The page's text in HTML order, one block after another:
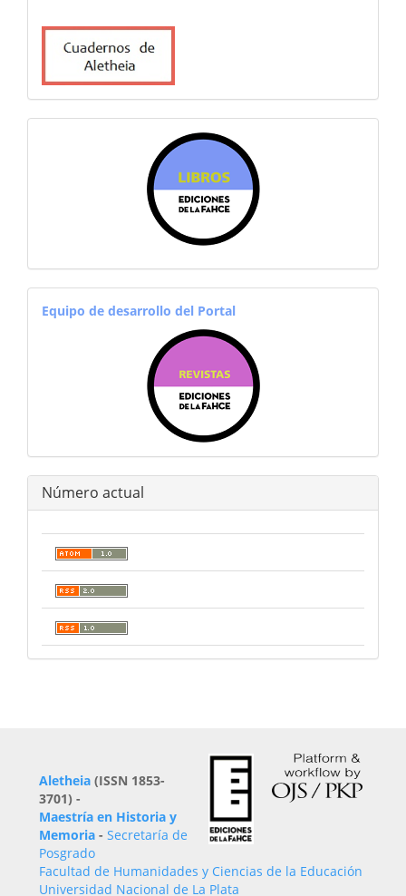
equiporevistas
Equipo de desarrollo del Portal
Número actual
Aletheia (ISSN 1853-
3701) -
Maestría en Historia y
Memoria - Secretaría de
Posgrado
Facultad de Humanidades y Ciencias de la Educación
Universidad Nacional de La Plata